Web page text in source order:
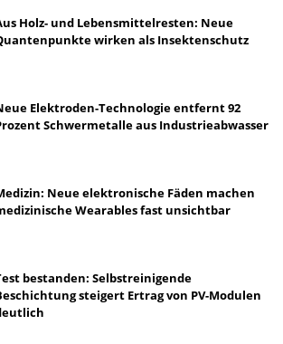
Holz- und Lebensmittelresten: Neue
wirken als Insektenschutz
Elektroden-Technologie entfernt 92
Schwermetalle aus Industrieabwasser
Neue elektronische Fäden machen
Wearables fast unsichtbar
bestanden: Selbstreinigende
steigert Ertrag von PV-Modulen